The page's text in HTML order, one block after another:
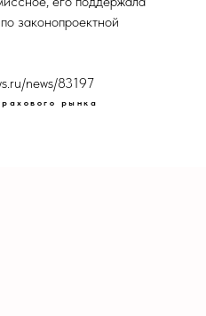
законопроектной
news/83197
рынка